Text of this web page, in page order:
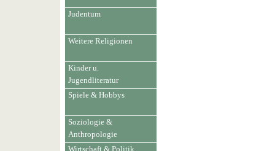
Judentum
Weitere Religionen
Kinder u.
Jugendliteratur
Spiele & Hobbys
Soziologie &
Anthropologie
Wirtschaft & Politik